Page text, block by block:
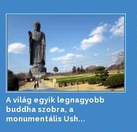
A világ egyik legnagyobb
buddha szobra, a
monumentális Ush...